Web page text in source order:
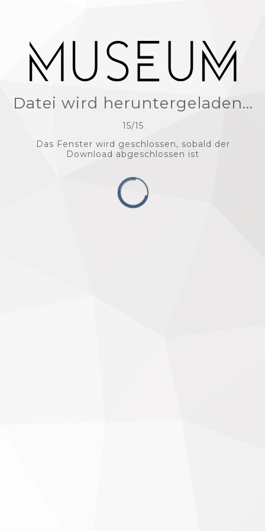
Datei wird heruntergeladen...
15/15
Das Fenster wird geschlossen, sobald der
Download abgeschlossen ist